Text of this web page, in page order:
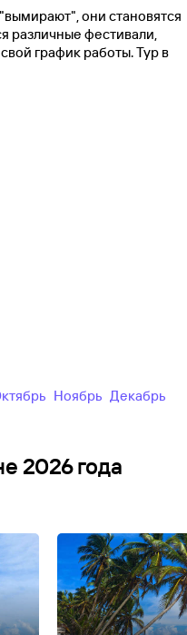
они становятся
различные фестивали,
график работы. Тур в
Октябрь Ноябрь
Декабрь
2026 года